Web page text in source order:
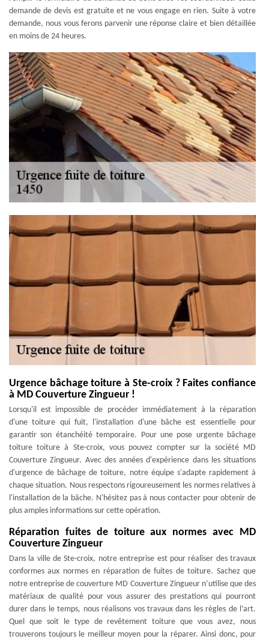
demande de devis est gratuite et ne vous engage en rien. Suite à votre
demande, nous vous ferons parvenir une réponse claire et bien détaillée
en moins de 24 heures.
Urgence bâchage toiture à Ste-croix ? Faites confiance
à MD Couverture Zingueur !
Lorsqu'il est impossible de procéder immédiatement à la réparation
d'une toiture qui fuit, l'installation d'une bâche est essentielle pour
garantir son étanchéité temporaire. Pour une pose urgente bâchage
toiture toiture à Ste-croix, vous pouvez compter sur la société MD
Couverture Zingueur. Avec des années d'expérience dans les situations
d'urgence de bâchage de toiture, notre équipe s'adapte rapidement à
chaque situation. Nous respectons rigoureusement les normes relatives à
l'installation de la bâche. N'hésitez pas à nous contacter pour obtenir de
plus amples informations sur cette opération.
Réparation fuites de toiture aux normes avec MD
Couverture Zingueur
Dans la ville de Ste-croix, notre entreprise est pour réaliser des travaux
conformes aux normes en réparation de fuites de toiture. Sachez que
notre entreprise de couverture MD Couverture Zingueur n’utilise que des
matériaux de qualité pour vous assurer des prestations qui pourront
durer dans le temps, nous réalisons vos travaux dans les règles de l’art.
Quel que soit le type de revêtement toiture que vous avez, nous
trouverons toujours le meilleur moyen pour la réparer. Ainsi donc, pour